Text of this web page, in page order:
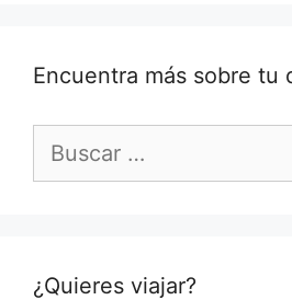
Encuentra más sobre tu
¿Quieres viajar?